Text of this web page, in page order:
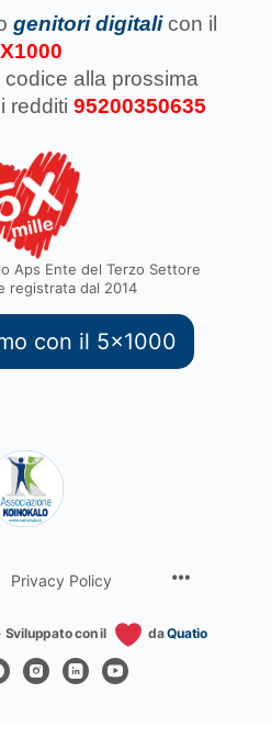
genitori digitali con il
codice alla prossima
redditi 95200350635
Aps Ente del Terzo Settore
registrata dal 2014
con il 5x1000
Privacy Policy
Sviluppato con il daQuatio